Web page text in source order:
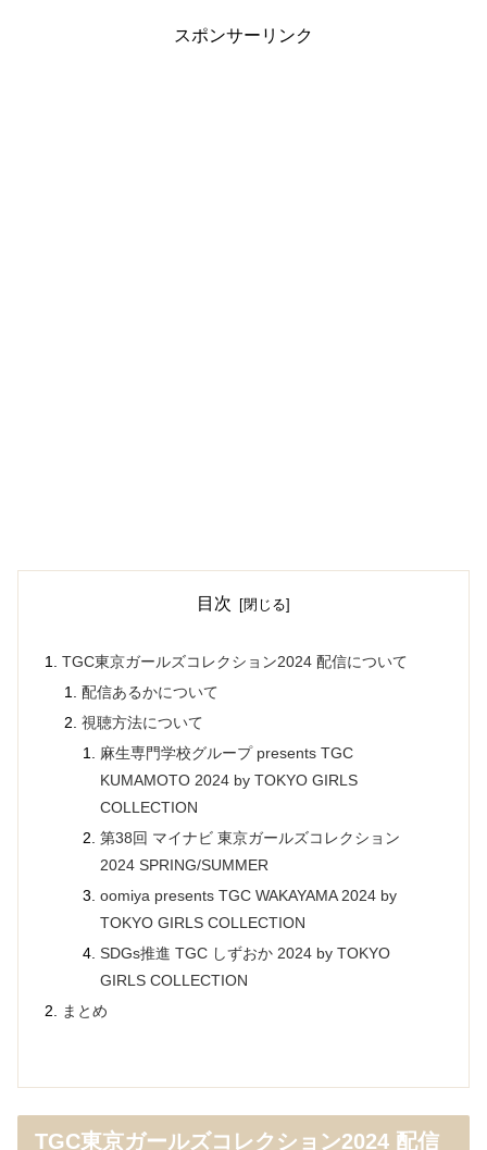
スポンサーリンク
目次
TGC東京ガールズコレクション2024 配信について
配信あるかについて
視聴方法について
麻生専門学校グループ presents TGC
KUMAMOTO 2024 by TOKYO GIRLS
COLLECTION
第38回 マイナビ 東京ガールズコレクション
2024 SPRING/SUMMER
oomiya presents TGC WAKAYAMA 2024 by
TOKYO GIRLS COLLECTION
SDGs推進 TGC しずおか 2024 by TOKYO
GIRLS COLLECTION
まとめ
TGC東京ガールズコレクション2024 配信